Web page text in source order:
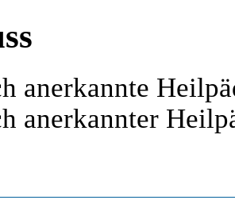
anerkannte
anerkannter